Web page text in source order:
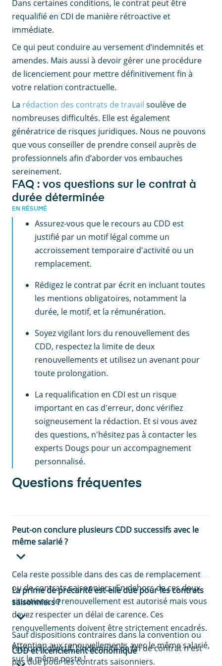
Dans certaines conditions, le contrat peut être
requalifié en CDI de manière rétroactive et
immédiate.
Ce qui peut conduire au versement d’indemnités et
amendes. Mais aussi à devoir gérer une procédure
de licenciement pour mettre définitivement fin à
votre relation contractuelle.
La rédaction des contrats de travail soulève de
nombreuses difficultés. Elle est également
génératrice de risques juridiques. Nous ne pouvons
que vous conseiller de prendre conseil auprès de
professionnels afin d’aborder vos embauches
sereinement.
FAQ : vos questions sur le contrat à
durée déterminée
EN RÉSUMÉ
Assurez-vous que le recours au CDD est
justifié par un motif légal comme un
accroissement temporaire d'activité ou un
remplacement.
Rédigez le contrat par écrit en incluant toutes
les mentions obligatoires, notamment la
durée, le motif, et la rémunération.
Soyez vigilant lors du renouvellement des
CDD, respectez la limite de deux
renouvellements et utilisez un avenant pour
toute prolongation.
La requalification en CDI est un risque
important en cas d'erreur, donc vérifiez
soigneusement la rédaction. Et si vous avez
des questions, n'hésitez pas à contacter les
experts Dougs pour un accompagnement
personnalisé.
Questions fréquentes
Peut-on conclure plusieurs CDD successifs avec le
même salarié ?
Cela reste possible dans des cas de remplacement
ou de contrats saisonniers. En dehors de ces deux
situations, le renouvellement est autorisé mais vous
devez respecter un délai de carence. Ces
renouvellements doivent être strictement encadrés.
Attention aux renouvellements avec le même salarié,
sur le même poste !
La prime de précarité est-elle due pour les contrats
saisonniers ?
Sauf dispositions contraires dans la convention ou
l’accord collectif, l'indemnité de fin de contrat n'est
pas due pour les contrats saisonniers.
CDD et licenciement économique